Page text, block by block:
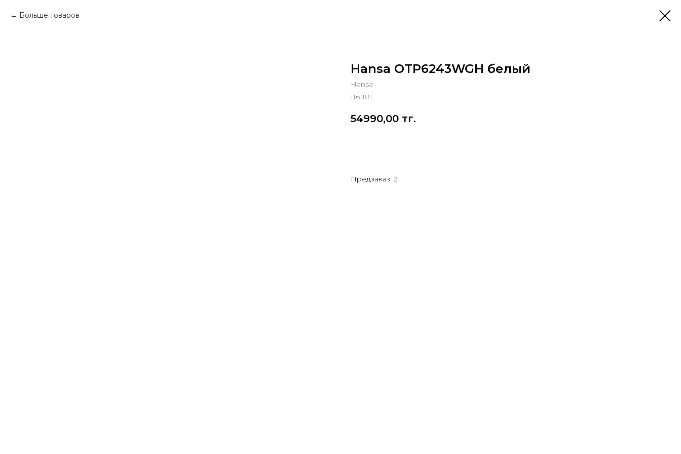
Больше товаров
Hansa OTP6243WGH белый
Hansa
1161181
54990,00 тг.
Предзаказ: 2